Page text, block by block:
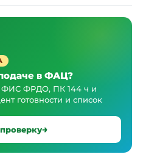
в ФАЦ?
ФИС ФРДО, ПК 144 ч и
готовности и список